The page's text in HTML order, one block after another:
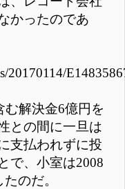
かったのであ
20170114/
む解決金6億円を
との間に一旦は
支払われずに投
で、小室は2008
のだ。